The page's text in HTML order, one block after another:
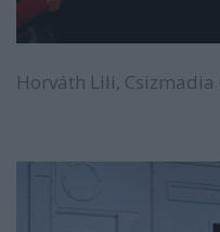
Horváth Lili,